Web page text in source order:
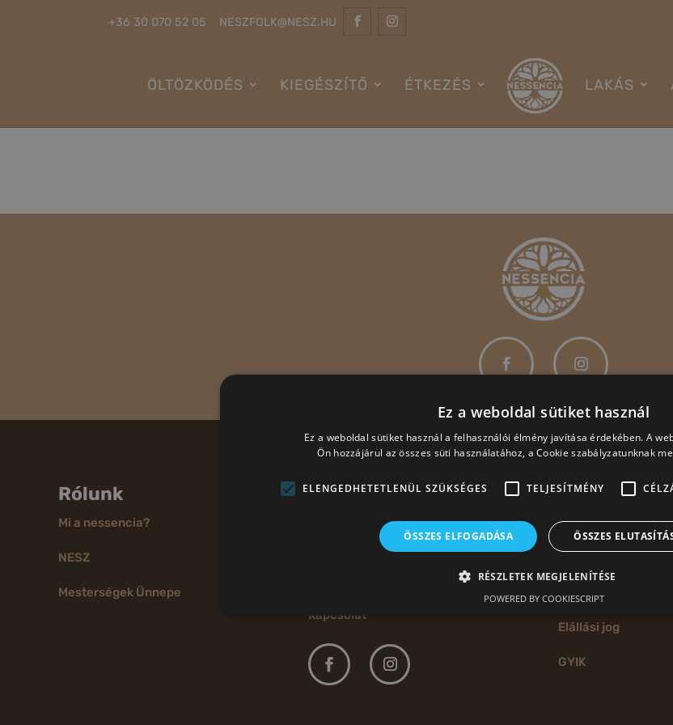
+36 30 070 52 05 NESZFOLK@NESZ.HU
ÖLTÖZKÖDÉS KIEGÉSZÍTŐ ÉTKEZÉS LAKÁS
Rólunk
Mi a nessencia?
NESZ
Mesterségek Ünnepe
Elérhetőség
Cím: 1011 Budapest, Szilágyi Dezső
Kapcsolat
Jogi
ÁSZF
Szállítási
Elállási jog
GYIK
Ez a weboldal sütiket használ
Ez a weboldal sütiket használ a felhasználói élmény javítása érdekében. A
Ön hozzájárul az összes süti használatához, a Cookie szabályzatunknak
ELENGEDHETETLENÜL SZÜKSÉGES TELJESÍTMÉNY
ÖSSZES ELFOGADÁSA ÖSSZES
RÉSZLETEK MEGJELENÍTÉSE
POWERED BY COOKIESCRIPT